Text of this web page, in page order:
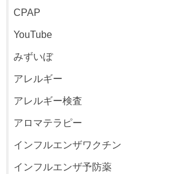
CPAP
YouTube
みずいぼ
アレルギー
アレルギー検査
アロマテラピー
インフルエンザワクチン
インフルエンザ予防薬